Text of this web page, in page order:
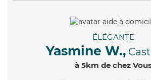
ÉLÉGANTE
Yasmine W.,
à 5km de chez